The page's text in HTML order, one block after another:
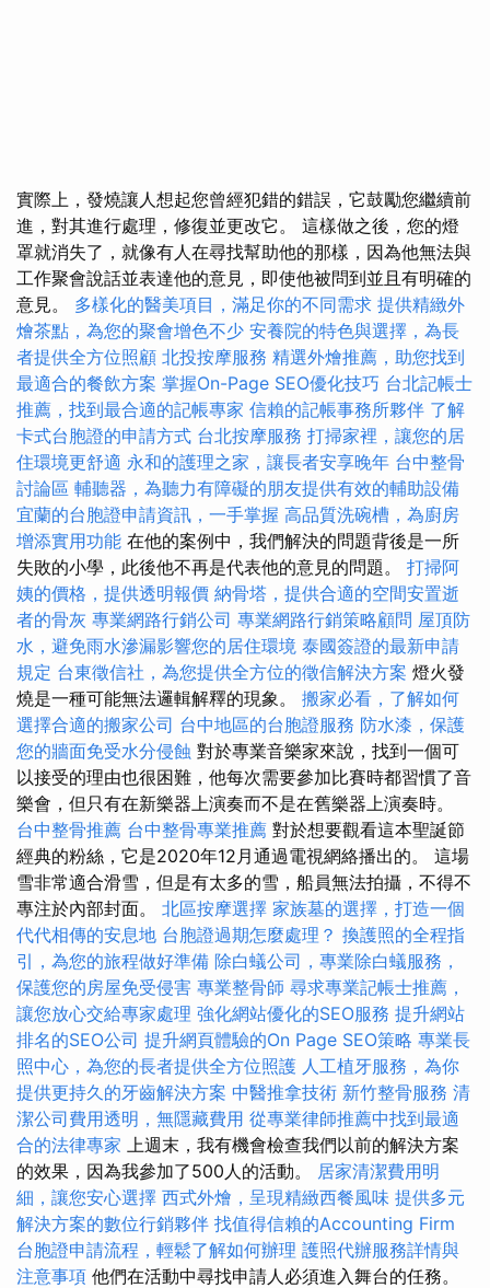
實際上，發燒讓人想起您曾經犯錯的錯誤，它鼓勵您繼續前
進，對其進行處理，修復並更改它。 這樣做之後，您的燈
罩就消失了，就像有人在尋找幫助他的那樣，因為他無法與
工作聚會說話並表達他的意見，即使他被問到並且有明確的
意見。 多樣化的醫美項目，滿足你的不同需求 提供精緻外
燴茶點，為您的聚會增色不少 安養院的特色與選擇，為長
者提供全方位照顧 北投按摩服務 精選外燴推薦，助您找到
最適合的餐飲方案 掌握On-Page SEO優化技巧 台北記帳士
推薦，找到最合適的記帳專家 信賴的記帳事務所夥伴 了解
卡式台胞證的申請方式 台北按摩服務 打掃家裡，讓您的居
住環境更舒適 永和的護理之家，讓長者安享晚年 台中整骨
討論區 輔聽器，為聽力有障礙的朋友提供有效的輔助設備
宜蘭的台胞證申請資訊，一手掌握 高品質洗碗槽，為廚房
增添實用功能 在他的案例中，我們解決的問題背後是一所
失敗的小學，此後他不再是代表他的意見的問題。 打掃阿
姨的價格，提供透明報價 納骨塔，提供合適的空間安置逝
者的骨灰 專業網路行銷公司 專業網路行銷策略顧問 屋頂防
水，避免雨水滲漏影響您的居住環境 泰國簽證的最新申請
規定 台東徵信社，為您提供全方位的徵信解決方案 燈火發
燒是一種可能無法邏輯解釋的現象。 搬家必看，了解如何
選擇合適的搬家公司 台中地區的台胞證服務 防水漆，保護
您的牆面免受水分侵蝕 對於專業音樂家來說，找到一個可
以接受的理由也很困難，他每次需要參加比賽時都習慣了音
樂會，但只有在新樂器上演奏而不是在舊樂器上演奏時。
台中整骨推薦 台中整骨專業推薦 對於想要觀看這本聖誕節
經典的粉絲，它是2020年12月通過電視網絡播出的。 這場
雪非常適合滑雪，但是有太多的雪，船員無法拍攝，不得不
專注於內部封面。 北區按摩選擇 家族墓的選擇，打造一個
代代相傳的安息地 台胞證過期怎麼處理？ 換護照的全程指
引，為您的旅程做好準備 除白蟻公司，專業除白蟻服務，
保護您的房屋免受侵害 專業整骨師 尋求專業記帳士推薦，
讓您放心交給專家處理 強化網站優化的SEO服務 提升網站
排名的SEO公司 提升網頁體驗的On Page SEO策略 專業長
照中心，為您的長者提供全方位照護 人工植牙服務，為你
提供更持久的牙齒解決方案 中醫推拿技術 新竹整骨服務 清
潔公司費用透明，無隱藏費用 從專業律師推薦中找到最適
合的法律專家 上週末，我有機會檢查我們以前的解決方案
的效果，因為我參加了500人的活動。 居家清潔費用明
細，讓您安心選擇 西式外燴，呈現精緻西餐風味 提供多元
解決方案的數位行銷夥伴 找值得信賴的Accounting Firm
台胞證申請流程，輕鬆了解如何辦理 護照代辦服務詳情與
注意事項 他們在活動中尋找申請人必須進入舞台的任務。